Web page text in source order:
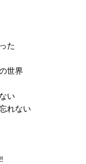
た
世界
い
れない